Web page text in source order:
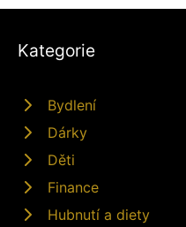
Kategorie
Bydlení
Dárky
Děti
Finance
Hubnutí a diety